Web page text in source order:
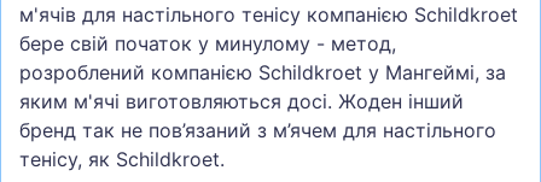
м'ячів для настільного тенісу компанією Schildkroet
бере свій початок у минулому - метод,
розроблений компанією Schildkroet у Мангеймі, за
яким м'ячі виготовляються досі. Жоден інший
бренд так не пов’язаний з м’ячем для настільного
тенісу, як Schildkroet.